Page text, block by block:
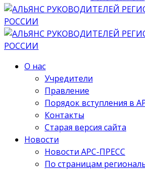
О нас
Учредители
Правление
Порядок вступления в
Контакты
Старая версия сайта
Новости
Новости АРС-ПРЕСС
По страницам